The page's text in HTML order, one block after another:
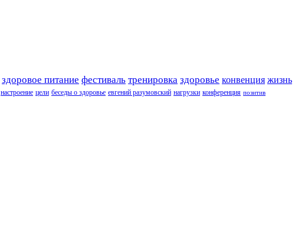
здоровое питание фестиваль тренировка здоровье конвенция жизнь
настроение цели беседы о здоровье евгений разумовский нагрузки конференция позитив